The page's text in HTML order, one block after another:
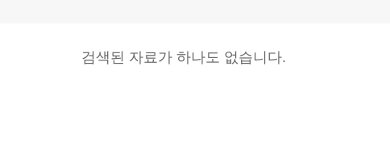
검색된 자료가 하나도 없습니다.